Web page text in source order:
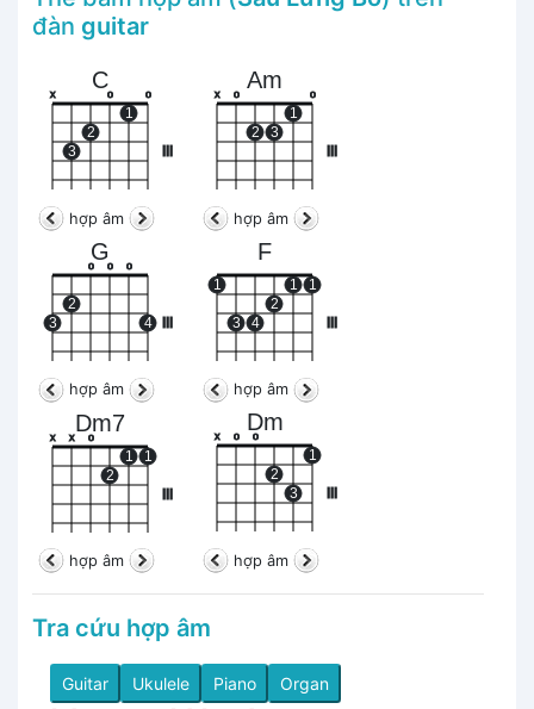
đàn guitar
C
x
3
2
o
1
o
hợp âm
Am
x o
2 3
1
o
hợp âm
G
III
3
2
o o o
4
hợp âm
F
1
3 4
2
1 1
hợp âm
Dm7
III
x x o
2
1 1
hợp âm
Dm
x o o
2
3
1
hợp âm
Tra cứu hợp âm
Guitar Ukulele Piano Organ